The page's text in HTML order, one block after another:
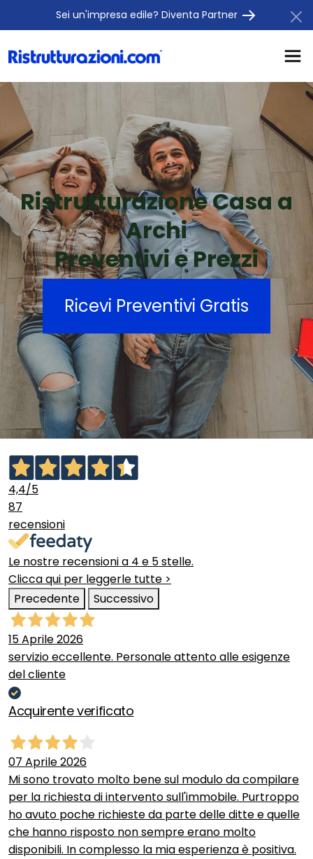
Sei un'impresa edile? Diventa Partner
Ristrutturazione Casa a
Archi
Preventivi e Prezzi
Ricevi Preventivi Gratis
4,4/5
87
recensioni
Le nostre recensioni a 4 e 5 stelle.
Clicca qui per leggerle tutte >
Precedente
Successivo
15 Aprile 2026
servizio eccellente. Personale attento alle esigenze
del cliente
Acquirente verificato
07 Aprile 2026
Mi sono trovato molto bene sul modulo da compilare
per la richiesta di intervento sull'immobile. Purtroppo
ho avuto poche richieste da parte delle ditte e quelle
che hanno risposto non sempre erano molto
disponibili. In complesso la mia esperienza è positiva.